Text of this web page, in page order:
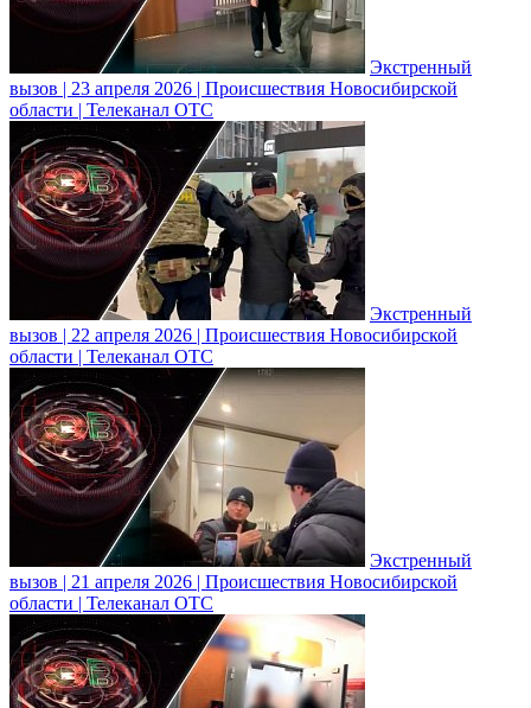
Экстренный
вызов | 23 апреля 2026 | Происшествия Новосибирской
области | Телеканал ОТС
Экстренный
вызов | 22 апреля 2026 | Происшествия Новосибирской
области | Телеканал ОТС
Экстренный
вызов | 21 апреля 2026 | Происшествия Новосибирской
области | Телеканал ОТС